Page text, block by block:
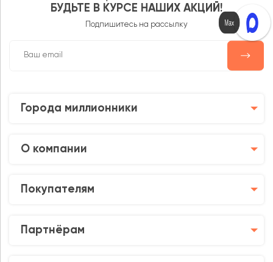
БУДЬТЕ В КУРСЕ НАШИХ АКЦИЙ!
Подпишитесь на рассылку
Города миллионники
О компании
Покупателям
Партнёрам
Max